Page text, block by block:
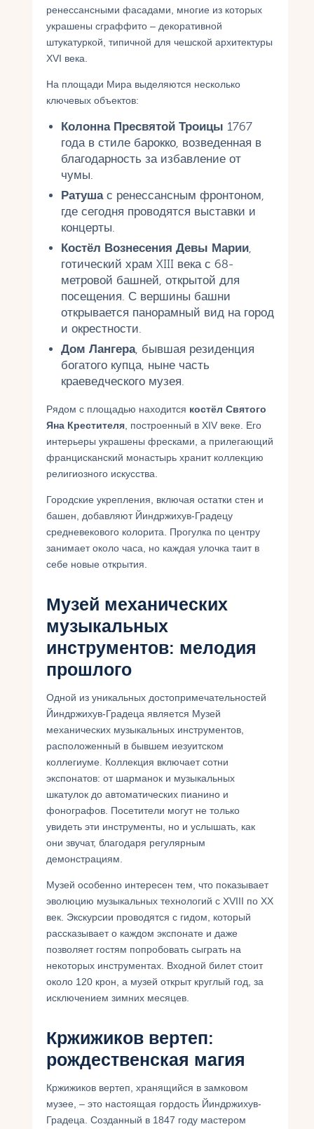
ренессансными фасадами, многие из которых
украшены сграффито – декоративной
штукатуркой, типичной для чешской архитектуры
XVI века.
На площади Мира выделяются несколько
ключевых объектов:
Колонна Пресвятой Троицы 1767
года в стиле барокко, возведенная в
благодарность за избавление от
чумы.
Ратушас ренессансным фронтоном,
где сегодня проводятся выставки и
концерты.
Костёл Вознесения Девы Марии,
готический храм XIII века с 68-
метровой башней, открытой для
посещения. С вершины башни
открывается панорамный вид на город
и окрестности.
Дом Лангера, бывшая резиденция
богатого купца, ныне часть
краеведческого музея.
Рядом с площадью находится костёл Святого
Яна Крестителя , построенный в XIV веке. Его
интерьеры украшены фресками, а прилегающий
францисканский монастырь хранит коллекцию
религиозного искусства.
Городские укрепления, включая остатки стен и
башен, добавляют Йиндржихув-Градецу
средневекового колорита. Прогулка по центру
занимает около часа, но каждая улочка таит в
себе новые открытия.
Музей механических
музыкальных
инструментов: мелодия
прошлого
Одной из уникальных достопримечательностей
Йиндржихув-Градеца является Музей
механических музыкальных инструментов,
расположенный в бывшем иезуитском
коллегиуме. Коллекция включает сотни
экспонатов: от шарманок и музыкальных
шкатулок до автоматических пианино и
фонографов. Посетители могут не только
увидеть эти инструменты, но и услышать, как
они звучат, благодаря регулярным
демонстрациям.
Музей особенно интересен тем, что показывает
эволюцию музыкальных технологий с XVIII по XX
век. Экскурсии проводятся с гидом, который
рассказывает о каждом экспонате и даже
позволяет гостям попробовать сыграть на
некоторых инструментах. Входной билет стоит
около 120 крон, а музей открыт круглый год, за
исключением зимних месяцев.
Кржижиков вертеп:
рождественская магия
Кржижиков вертеп, хранящийся в замковом
музее, – это настоящая гордость Йиндржихув-
Градеца. Созданный в 1847 году мастером